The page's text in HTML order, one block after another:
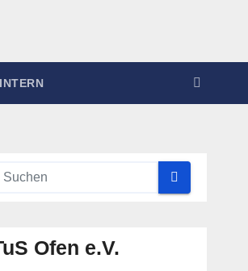
INTERN
Ofen e.V.